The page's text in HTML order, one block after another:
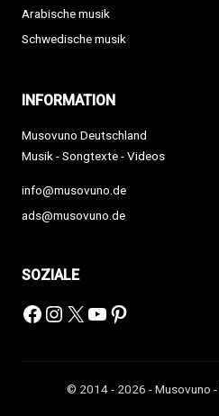
Arabische musik
Schwedische musik
INFORMATION
Musovuno Deutschland
Musik - Songtexte - Videos
info@musovuno.de
ads@musovuno.de
SOZIALE
Facebook
Instagram
X YouTube
Pinterest
© 2014 - 2026 - Musovuno -